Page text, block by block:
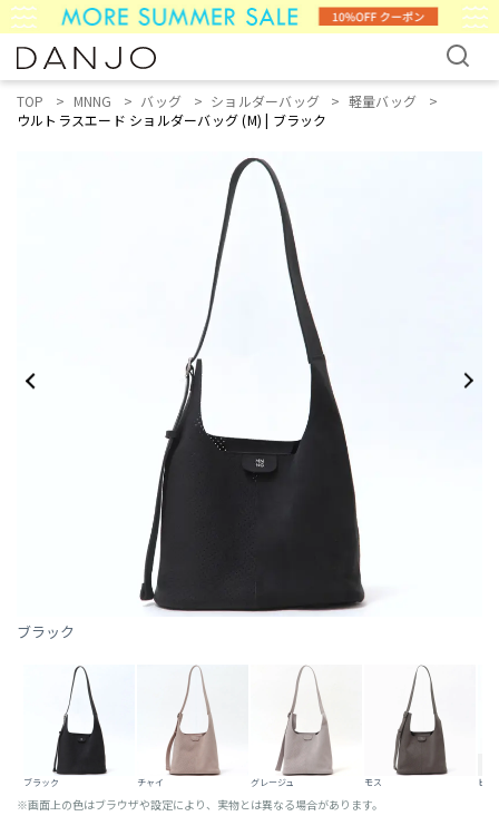
TOP MNNG バッグ ショルダーバッグ
軽量バッグ
ウルトラスエード ショルダーバッグ (M) | ブラック
ブラック
ブラック チャイ グレージュ モス ビリ
※画面上の色はブラウザや設定により、実物とは異なる場合があります。